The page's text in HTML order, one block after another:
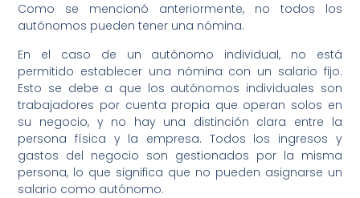
Como se mencionó anteriormente, no todos los
autónomos pueden tener una nómina.
En el caso de un autónomo individual, no está
permitido establecer una nómina con un salario fijo.
Esto se debe a que los autónomos individuales son
trabajadores por cuenta propia que operan solos en
su negocio, y no hay una distinción clara entre la
persona física y la empresa. Todos los ingresos y
gastos del negocio son gestionados por la misma
persona, lo que significa que no pueden asignarse un
salario como autónomo.